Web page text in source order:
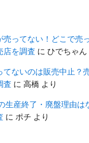
売ってない！どこで売
店を調査 に ひでちゃん
ないのは販売中止？
査 に 高橋 より
生産終了・廃盤理由は
に ポチ より